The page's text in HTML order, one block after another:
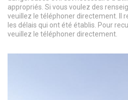
appropriés. Si vous voulez des
veuillez le téléphoner directement. Il
les délais qui ont été établis. Pour
veuillez le téléphoner directement.